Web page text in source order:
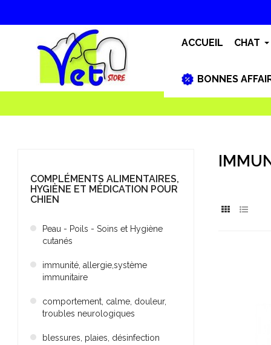
ACCUEIL CHAT
BONNES
COMPLÉMENTS ALIMENTAIRES,
HYGIÈNE ET MÉDICATION POUR
CHIEN
Peau - Poils - Soins et Hygiène
cutanés
immunité, allergie,système
immunitaire
comportement, calme, douleur,
troubles neurologiques
blessures, plaies, désinfection